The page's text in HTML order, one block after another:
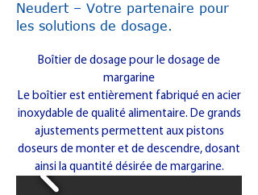
Neudert – Votre partenaire pour
les solutions de dosage.
Boîtier de dosage pour le dosage de
margarine
Le boîtier est entièrement fabriqué en acier
inoxydable de qualité alimentaire. De grands
ajustements permettent aux pistons
doseurs de monter et de descendre, dosant
ainsi la quantité désirée de margarine.